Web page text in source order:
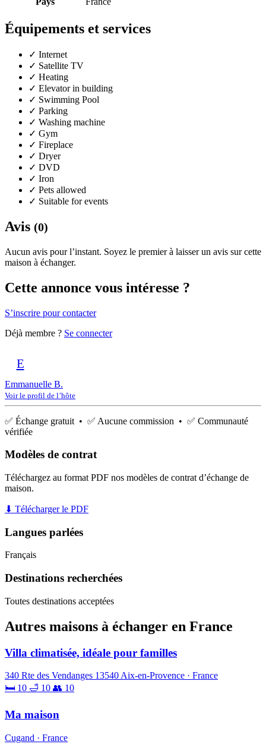
Équipements et services
✓ Internet
✓ Satellite TV
✓ Heating
✓ Elevator in building
✓ Swimming Pool
✓ Parking
✓ Washing machine
✓ Gym
✓ Fireplace
✓ Dryer
✓ DVD
✓ Iron
✓ Pets allowed
✓ Suitable for events
Avis (0)
Aucun avis pour l’instant. Soyez le premier à laisser un avis sur cette
maison à échanger.
Cette annonce vous intéresse ?
S’inscrire pour contacter
Déjà membre ? Se connecter
E
Emmanuelle B.
Voir le profil de l’hôte
✅ Échange gratuit • ✅ Aucune commission • ✅ Communauté
vérifiée
Modèles de contrat
Téléchargez au format PDF nos modèles de contrat d’échange de
maison.
⬇ Télécharger le PDF
Langues parlées
Français
Destinations recherchées
Toutes destinations acceptées
Autres maisons à échanger en France
Villa climatisée, idéale pour familles
340 Rte des Vendanges 13540 Aix-en-Provence · France
🛏 10 🛁 10 👥 10
Ma maison
Cugand · France